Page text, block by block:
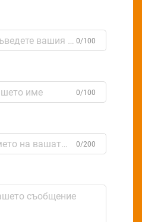
0/100
0/100
0/200